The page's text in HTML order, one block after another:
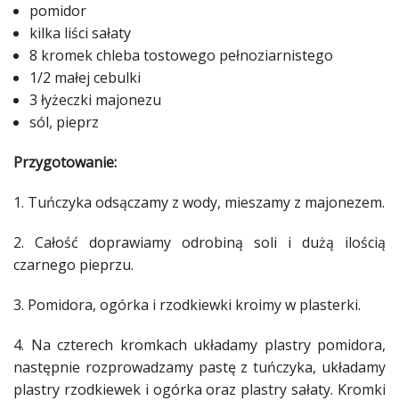
pomidor
kilka liści sałaty
8 kromekchleba tostowego pełnoziarnistego
1/2 małej cebulki
3 łyżeczki majonezu
sól, pieprz
Przygotowanie:
1. Tuńczyka odsączamy z wody, mieszamy z majonezem.
2. Całość doprawiamy odrobiną soli i dużą ilością
czarnego pieprzu.
3. Pomidora, ogórka i rzodkiewki kroimy w plasterki.
4. Na czterech kromkach układamy plastry pomidora,
następnie rozprowadzamy pastę z tuńczyka, układamy
plastry rzodkiewek i ogórka oraz plastry sałaty. Kromki